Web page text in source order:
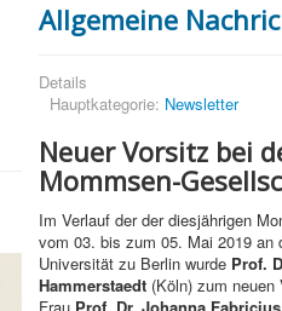
Allgemeine
Details
Hauptkategorie: Newsletter
Neuer Vorsitz bei
Mommsen-
Im Verlauf der der diesjährigen
vom 03. bis zum 05. Mai 2019 an
Universität zu Berlin wurde Prof.
Hammerstaedt(Köln) zum neuen